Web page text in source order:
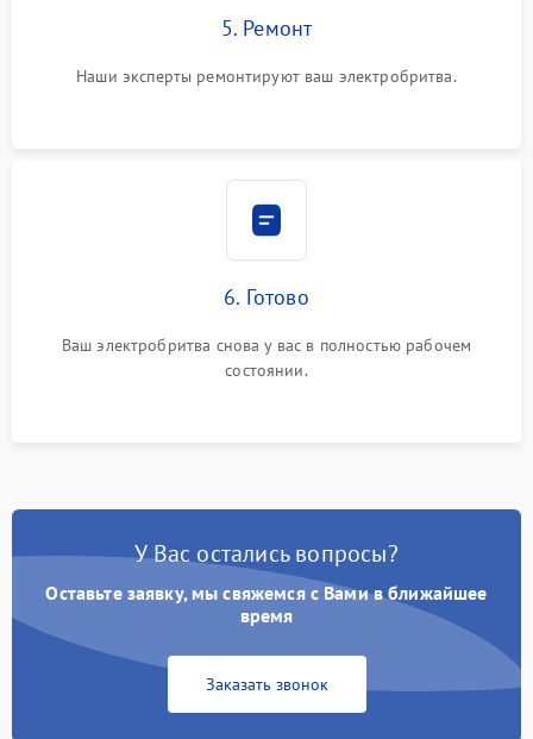
5. Ремонт
Наши эксперты ремонтируют ваш электробритва.
6. Готово
Ваш электробритва снова у вас в полностью рабочем
состоянии.
У Вас остались вопросы?
Оставьте заявку, мы свяжемся с Вами в ближайшее
время
Заказать звонок